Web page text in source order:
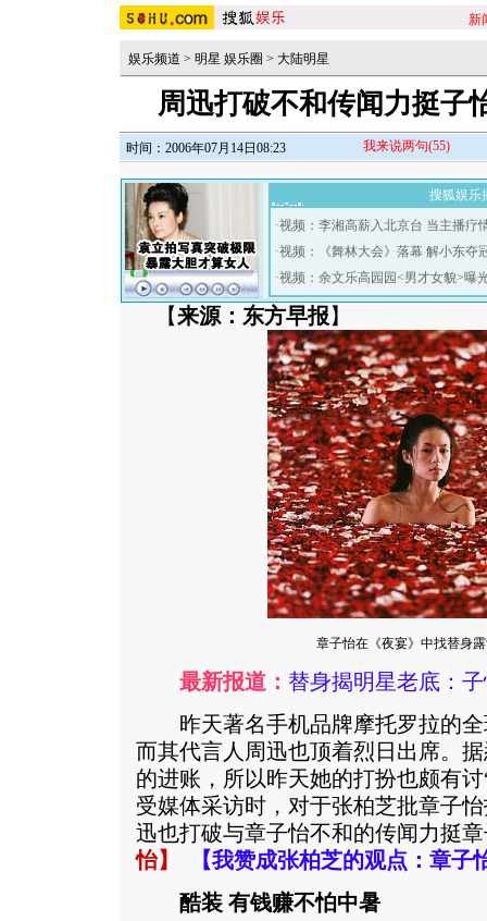
新
娱乐频道 > 明星 娱乐圈 > 大陆明星
周迅打破不和传闻力挺子
时间：2006年07月14日08:23 我来说两句(55)
搜狐娱乐
·视频：李湘高薪入北京台 当主播疗
·视频：《舞林大会》落幕 解小东夺
·视频：余文乐高园园<男才女貌>曝
【来源：东方早报 】
章子怡在《夜宴》中找替身
最新报道： 替身揭明星老底：
昨天著名手机品牌摩托罗拉的全
而其代言人周迅也顶着烈日出席。
的进账，所以昨天她的打扮也颇有
受媒体采访时，对于张柏芝批章子
迅也打破与章子怡不和的传闻力挺
怡】 【我赞成张柏芝的观点：章子
酷装 有钱赚不怕中暑